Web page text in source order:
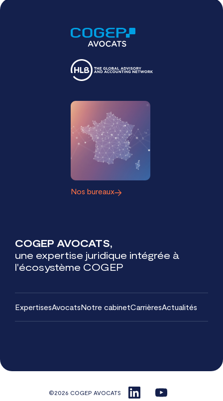
Nos bureaux
COGEP AVOCATS,
une expertise juridique intégrée à
l'écosystème COGEP
ExpertisesAvocatsNotre cabinetCarrièresActualités
©2026 COGEP AVOCATS